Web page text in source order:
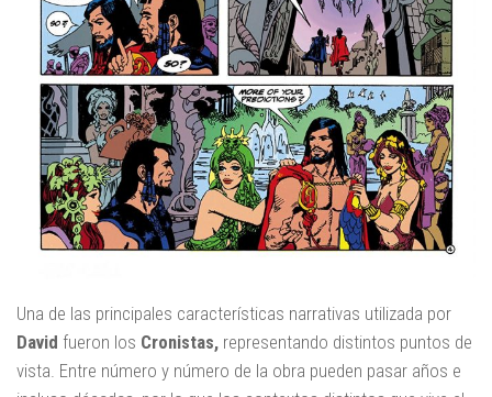
Una de las principales características narrativas utilizada por
David fueron los Cronistas, representando distintos puntos de
vista. Entre número y número de la obra pueden pasar años e